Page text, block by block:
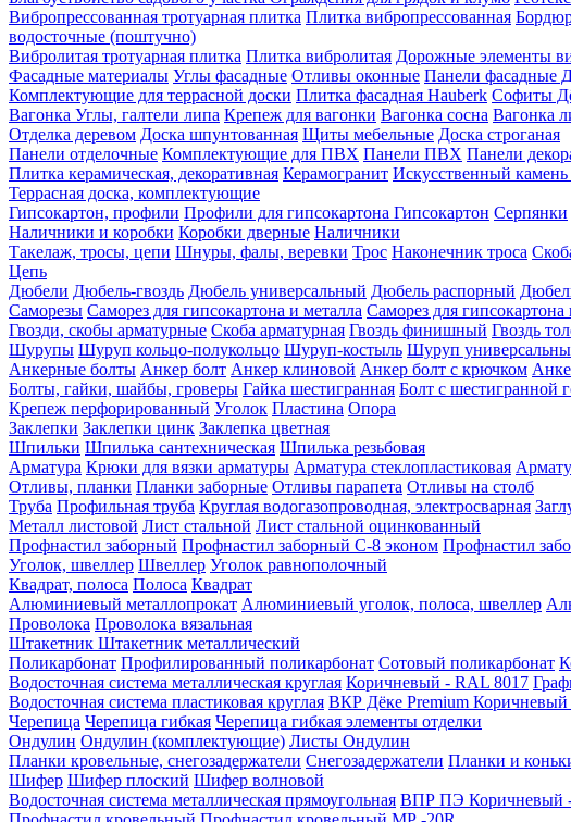
Вибропрессованная тротуарная плитка Плитка вибропрессованная
водосточные (поштучно)
Вибролитая тротуарная плитка Плитка вибролитая Дорожные элементы
Фасадные материалы Углы фасадные Отливы оконные Панели фасадные
Комплектующие для террасной доски Плитка фасадная Hauberk Софиты
Вагонка Углы, галтели липа Крепеж для вагонки Вагонка сосна Вагонка
Отделка деревом Доска шпунтованная Щиты мебельные Доска строганая
Панели отделочные Комплектующие для ПВХ Панели ПВХ Панели
Плитка керамическая, декоративная Керамогранит Искусственный
Террасная доска, комплектующие
Гипсокартон, профили Профили для гипсокартона Гипсокартон Серпянки
Наличники и коробки Коробки дверные Наличники
Такелаж, тросы, цепи Шнуры, фалы, веревки Трос Наконечник троса
Цепь
Дюбели Дюбель-гвоздь Дюбель универсальный Дюбель распорный
Саморезы Саморез для гипсокартона и металла Саморез для гипсокартона
Гвозди, скобы арматурные Скоба арматурная Гвоздь финишный Гвоздь
Шурупы Шуруп кольцо-полукольцо Шуруп-костыль Шуруп
Анкерные болты Анкер болт Анкер клиновой Анкер болт с крючком
Болты, гайки, шайбы, гроверы Гайка шестигранная Болт c шестигранной
Крепеж перфорированный Уголок Пластина Опора
Заклепки Заклепки цинк Заклепка цветная
Шпильки Шпилька сантехническая Шпилька резьбовая
Арматура Крюки для вязки арматуры Арматура стеклопластиковая
Отливы, планки Планки заборные Отливы парапета Отливы на столб
Труба Профильная труба Круглая водогазопроводная, электросварная
Металл листовой Лист стальной Лист стальной оцинкованный
Профнастил заборный Профнастил заборный С-8 эконом Профнастил
Уголок, швеллер Швеллер Уголок равнополочный
Квадрат, полоса Полоса Квадрат
Алюминиевый металлопрокат Алюминиевый уголок, полоса, швеллер
Проволока Проволока вязальная
Штакетник Штакетник металлический
Поликарбонат Профилированный поликарбонат Сотовый поликарбонат
Водосточная система металлическая круглая Коричневый - RAL 8017
Водосточная система пластиковая круглая ВКР Дёке Premium
Черепица Черепица гибкая Черепица гибкая элементы отделки
Ондулин Ондулин (комплектующие) Листы Ондулин
Планки кровельные, снегозадержатели Снегозадержатели Планки и
Шифер Шифер плоский Шифер волновой
Водосточная система металлическая прямоугольная ВПР ПЭ Коричневый